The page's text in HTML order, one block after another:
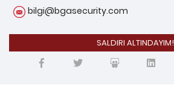
bilgi@bgasecurity.com
SALDIRI ALTINDAYIM!